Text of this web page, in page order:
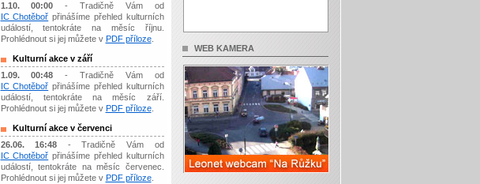
1.10. 00:00 - Tradičně Vám od
IC Chotěboř přinášíme přehled kulturních
událostí, tentokráte na měsíc říjnu.
Prohlédnout si jej můžete v PDF příloze.
Kulturní akce v září
1.09. 00:48 - Tradičně Vám od
IC Chotěboř přinášíme přehled kulturních
událostí, tentokráte na měsíc září.
Prohlédnout si jej můžete v PDF příloze.
Kulturní akce v červenci
26.06. 16:48 - Tradičně Vám od
IC Chotěboř přinášíme přehled kulturních
událostí, tentokráte na měsíc červenec.
Prohlédnout si jej můžete v PDF příloze.
WEB KAMERA